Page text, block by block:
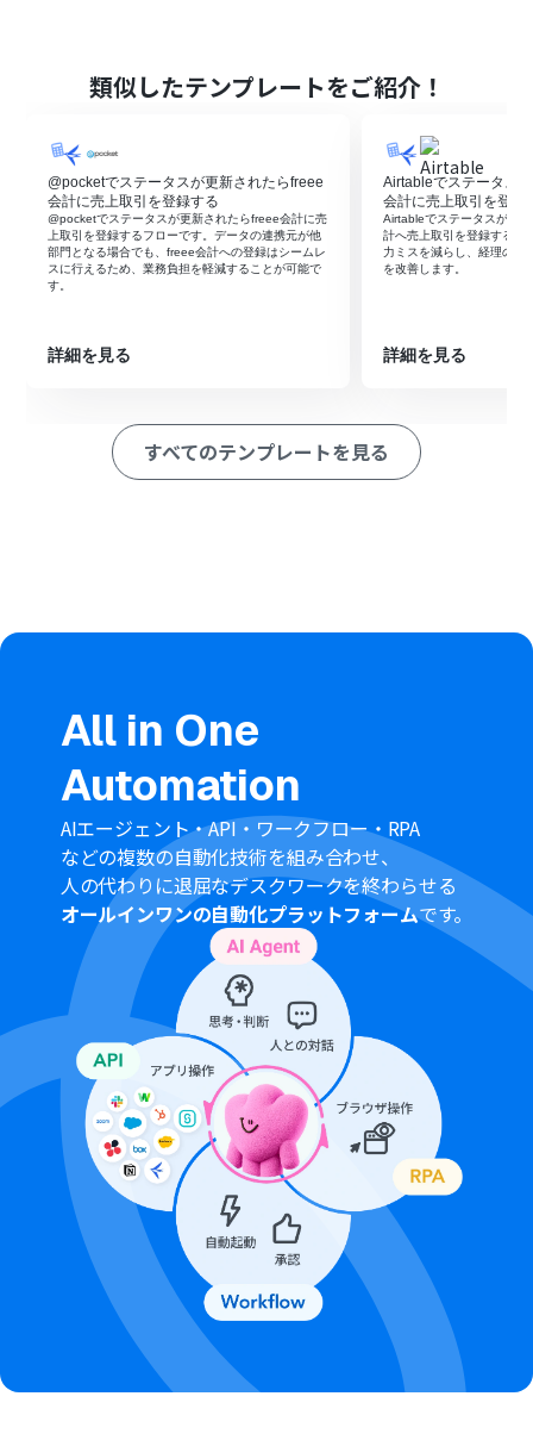
■フローボットの流れ
次に、トリガーでスケジュールトリガー機能を選択し、
「毎月1日の午前9時」など、フローを起動したい日時を
設定します。
次に、オペレーションでfreee会計を選択し、「未決済取
引のIDを一覧で取得する」アクションを設定します。
最後に、オペレーションでDiscordを選択し、「メッセー
※「トリガー」：フロー起動のきっかけとなるアクション、「オ
■このワークフローのカスタムポイント
スケジュールトリガー機能では、毎月月初や毎週月曜な
できるほか、本文にfreee会計から取得した取引IDなどの
■注意事項
Discord、freee会計のそれぞれとYoomを連携してくださ
い。
類似したテンプレートをご紹介！
@pocketでステータスが更新されたらfreee
会計に売上取引を登録する
@pocketでステータスが更新されたらfreee会計に売
上取引を登録するフローです。データの連携元が他
部門となる場合でも、freee会計への登録はシームレ
スに行えるため、業務負担を軽減することが可能で
す。
詳細を見る
Airtableでステータス
会計に売上取引を登録
Airtableでステータスが請
計へ売上取引を登録するフ
力ミスを減らし、経理の処
を改善します。
詳細を見る
すべてのテンプレートを見る
All in One
Automation
AIエージェント・API・ワークフロー・RPA
などの複数の自動化技術を組み合わせ、
人の代わりに退屈なデスクワークを終わらせる
オールインワンの自動化プラットフォームです。